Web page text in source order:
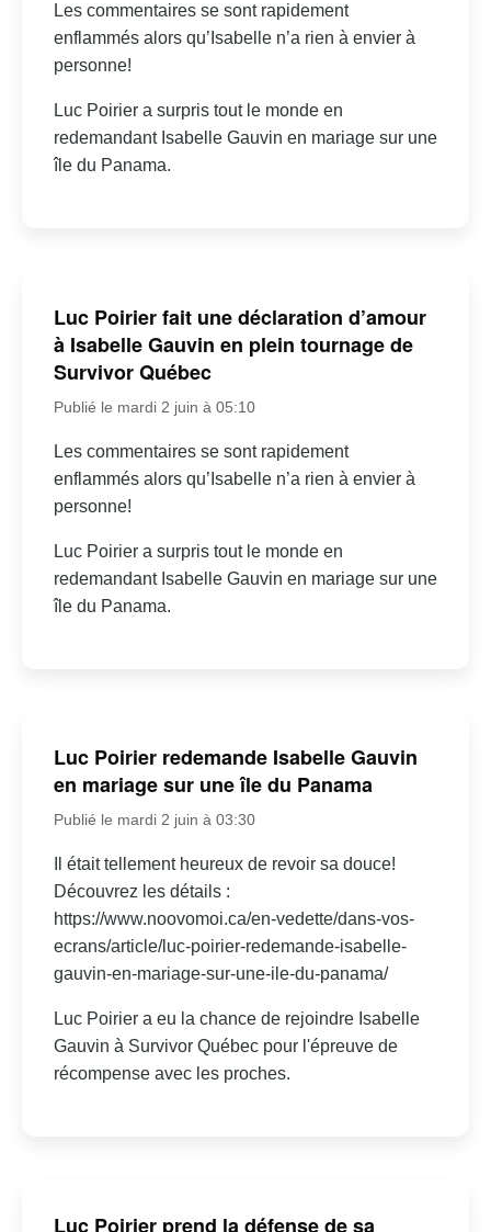
Les commentaires se sont rapidement
enflammés alors qu’Isabelle n’a rien à envier à
personne!
Luc Poirier a surpris tout le monde en
redemandant Isabelle Gauvin en mariage sur une
île du Panama.
Luc Poirier fait une déclaration d’amour
à Isabelle Gauvin en plein tournage de
Survivor Québec
Publié le mardi 2 juin à 05:10
Les commentaires se sont rapidement
enflammés alors qu’Isabelle n’a rien à envier à
personne!
Luc Poirier a surpris tout le monde en
redemandant Isabelle Gauvin en mariage sur une
île du Panama.
Luc Poirier redemande Isabelle Gauvin
en mariage sur une île du Panama
Publié le mardi 2 juin à 03:30
Il était tellement heureux de revoir sa douce!
Découvrez les détails :
https://www.noovomoi.ca/en-vedette/dans-vos-
ecrans/article/luc-poirier-redemande-isabelle-
gauvin-en-mariage-sur-une-ile-du-panama/
Luc Poirier a eu la chance de rejoindre Isabelle
Gauvin à Survivor Québec pour l'épreuve de
récompense avec les proches.
Luc Poirier prend la défense de sa